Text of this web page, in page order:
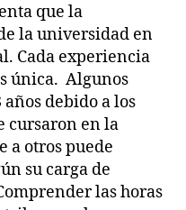
que la
la universidad en
Cada experiencia
única. Algunos
debido a los
cursaron en la
a otros puede
su carga de
las horas